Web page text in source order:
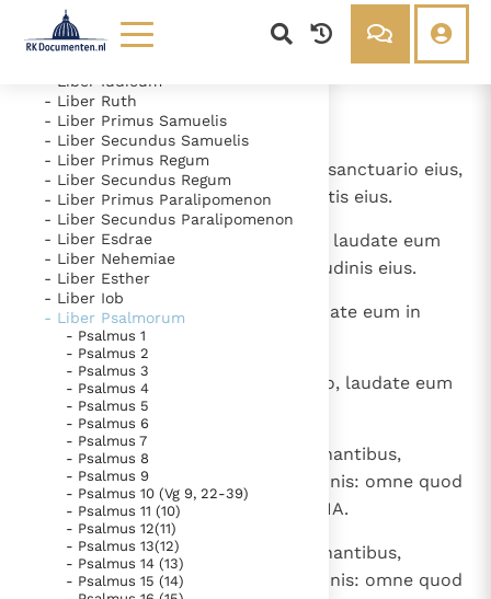
Lezen
Documenten
Bijbel
Thema’s
Berichten
Denzinger
Over ons
Nieuwsbrief
Gebruiksvoorwaarden
Nieuwste Documenten
5. Het gebed van de Kerk
In Christus wordt onze honger vervuld
Leer de kostbare parel van Gods koninkrijk te
herkennen
Gods Koninkrijk groeit stilletjes door liefde, niet door
dwang
De mystiek. De mystieke verschijnselen en de
heiligheid
Berichten
Het Vaticaan publiceert een nieuwe Latijnse uitgave
van het Romeins martyrologium
Vaticaanse financiële waakhond verliest autonomie
- Liber Numeri
- Liber Deuteronomii
- Liber Iudicum
- Liber Ruth
- Liber Primus Samuelis
- Liber Secundus Samuelis
- Liber Primus Regum
- Liber Secundus Regum
- Liber Primus Paralipomenon
- Liber Secundus Paralipomenon
- Liber Esdrae
- Liber Nehemiae
- Liber Esther
- Liber Iob
- Liber Psalmorum
- Psalmus 1
- Psalmus 2
- Psalmus 3
- Psalmus 4
- Psalmus 5
- Psalmus 6
- Psalmus 7
- Psalmus 8
- Psalmus 9
- Psalmus 10 (Vg 9, 22-39)
- Psalmus 11 (10)
- Psalmus 12(11)
- Psalmus 13(12)
- Psalmus 14 (13)
- Psalmus 15 (14)
- Psalmus 150
ALLELUIA. Laudate Dominum in sanctuario eius,
laudate eum in firmamento virtutis eius.
Laudate eum in magnalibus eius, laudate eum
secundum multitudinem magnitudinis eius.
Laudate eum in sono tubae, laudate eum in
psalterio et cithara,
laudate eum in tympano et choro, laudate eum
in chordis et organo,
laudate eum in cymbalis benesonantibus,
laudate eum in cymbalis iubilationis: omne quod
spirat, laudet Dominum. ALLELUIA.
laudate eum in cymbalis benesonantibus,
laudate eum in cymbalis iubilationis: omne quod